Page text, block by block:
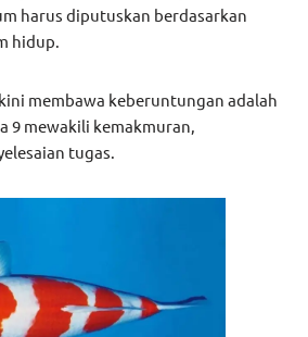
harus diputuskan berdasarkan
hidup.
membawa keberuntungan adalah
9 mewakili kemakmuran,
tugas.